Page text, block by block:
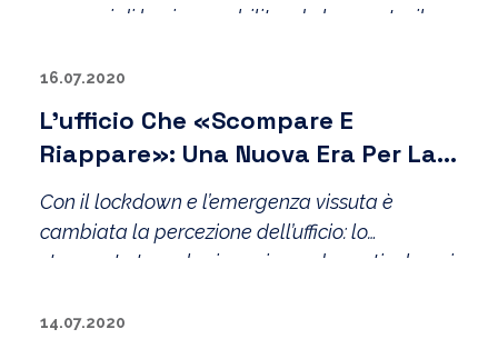
processi di business, abilitando lo smart o il
contatto con clienti e consumatori.
16.07.2020
L’ufficio Che «scompare E
Riappare»: Una Nuova Era Per La
Comunicazione Aziendale
Con il lockdown e l’emergenza vissuta è
cambiata la percezione dell’ufficio: lo
strumento tecnologico e, in modo particolare, i
installabili su qualsiasi piattaforma e
14.07.2020